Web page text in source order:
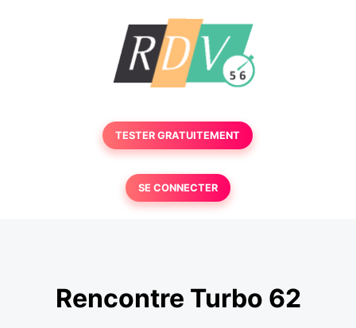
TESTER GRATUITEMENT
SE CONNECTER
Rencontre Turbo 62